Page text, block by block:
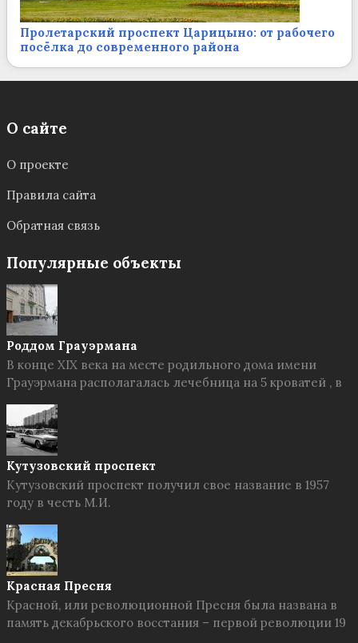
Пролетарский проспект Царицыно: от рабочего
посёлка до современного района
О сайте
О проекте
Правила сайта
Обратная связь
Популярные объекты
Роддом Грауэрмана
В конце XIX века на месте родильного дома имени
Грауэрмана располагалась лечебница на 5 кроватей , в
Кутузовский проспект
Кутузовский проспект получил свое название в 1957
году в честь М.И.
Красная Пресня
Красной, или революционной Пресня была названа в
память декабрьского восстания – первой революции 19